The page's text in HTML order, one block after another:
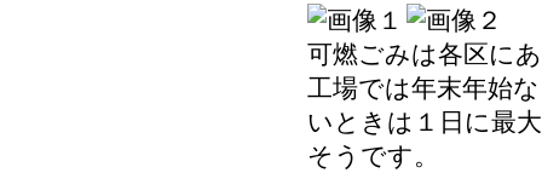
可燃ごみは各区に
工場では年末年始
いときは１日に最
そうです。